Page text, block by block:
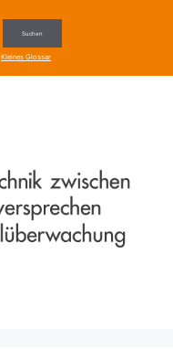
Suchen
Kleines Glossar